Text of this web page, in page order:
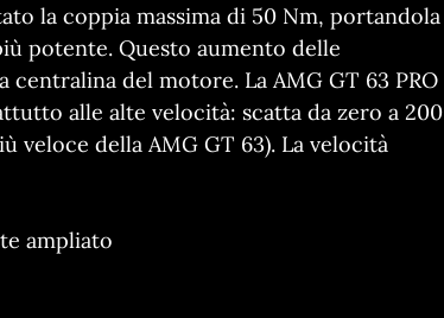
la coppia massima di 50 Nm, portandola
potente. Questo aumento delle
del motore. La AMG GT 63 PRO
alle alte velocità: scatta da zero a 200
veloce della AMG GT 63). La velocità
ampliato